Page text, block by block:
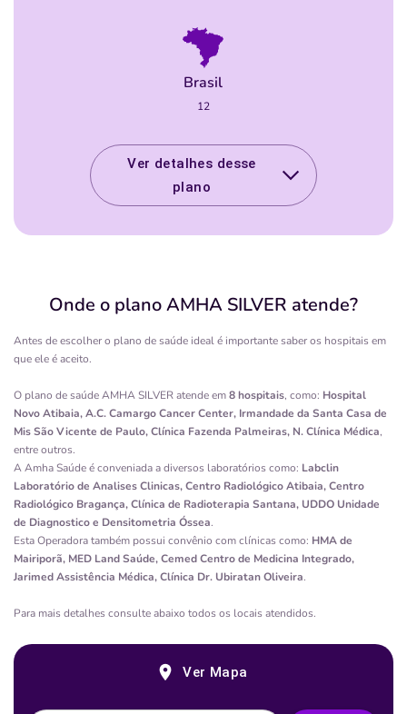
Brasil
12
Ver detalhes desse
plano
Onde o planoAMHA SILVER atende?
Antes de escolher o plano de saúde ideal é importante saber os hospitais em
que ele é aceito.
O plano de saúdeAMHA SILVERatende em8hospitais, como: Hospital
Novo Atibaia, A.C. Camargo Cancer Center, Irmandade da Santa Casa de
Mis São Vicente de Paulo, Clínica Fazenda Palmeiras, N. Clínica Médica,
entre outros.
AAmha Saúdeé conveniada a diversos laboratórios como: Labclin
Laboratório de Analises Clinicas, Centro Radiológico Atibaia, Centro
Radiológico Bragança, Clínica de Radioterapia Santana, UDDO Unidade
de Diagnostico e Densitometria Óssea.
Esta Operadora também possui convênio com clínicas como: HMA de
Mairiporã, MED Land Saúde, Cemed Centro de Medicina Integrado,
Jarimed Assistência Médica, Clínica Dr. Ubiratan Oliveira.
Para mais detalhes consulte abaixo todos os locais atendidos.
Ver Mapa